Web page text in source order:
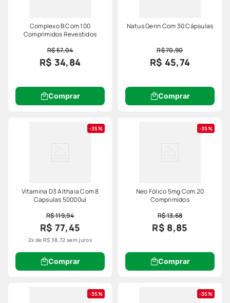
Complexo B Com 100
Comprimidos Revestidos
R$ 57,04
R$ 34,84
Comprar
Natus Gerin Com 30 Cápsulas
R$ 70,90
R$ 45,74
Comprar
35%
Vitamina D3 Althaia Com 8
Capsulas 50000ui
R$ 119,94
R$ 77,45
2x deR$ 38,72 sem juros
Comprar
35%
Neo Fólico 5mg Com 20
Comprimidos
R$ 13,68
R$ 8,85
Comprar
35% 35%